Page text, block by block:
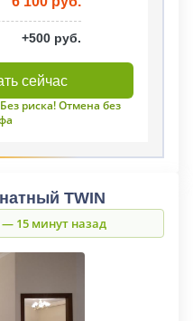
+500 руб.
сейчас
риска! Отмена без
TWIN
15 минут назад